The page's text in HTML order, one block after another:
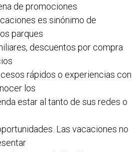
de promociones
es sinónimo de
parques
descuentos por compra
rápidos o experiencias con
los
estar al tanto de sus redes o
Las vacaciones no